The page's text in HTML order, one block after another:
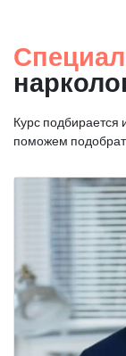
Курс подбирается
поможем